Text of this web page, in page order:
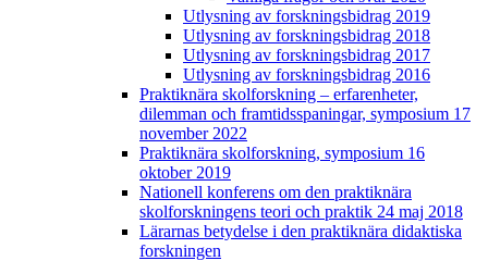
Utlysning av forskningsbidrag 2019
Utlysning av forskningsbidrag 2018
Utlysning av forskningsbidrag 2017
Utlysning av forskningsbidrag 2016
Praktiknära skolforskning – erfarenheter,
dilemman och framtidsspaningar, symposium 17
november 2022
Praktiknära skolforskning, symposium 16
oktober 2019
Nationell konferens om den praktiknära
skolforskningens teori och praktik 24 maj 2018
Lärarnas betydelse i den praktiknära didaktiska
forskningen